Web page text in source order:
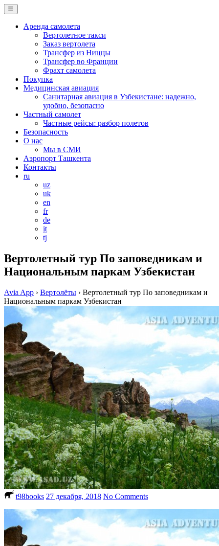
☰
Аренда самолета
Вертолетное такси
Заказ вертолета
Трансфер из Ниццы
Трансфер во Франции
Фрахт самолета
Покупка
Медицинская авиация
Санитарная авиация в Узбекистане: надежно,
удобно, безопасно
Частный самолет
Частные рейсы: разбор полетов
Безопасность
О нас
Мы в СМИ
Аэропорт Ташкента
Контакты
ru
uz
uk
en
fr
de
it
tj
Вертолетный тур По заповедникам и
Национальным паркам Узбекистан
Avia App › Вертолёты › Вертолетный тур По заповедникам и
Национальным паркам Узбекистан
t98books 27 декабря, 2018 No Comments